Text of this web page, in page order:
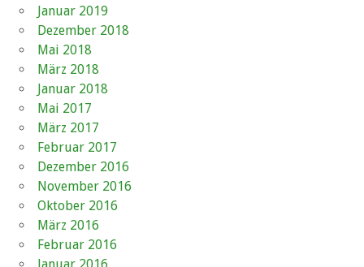
Januar 2019
Dezember 2018
Mai 2018
März 2018
Januar 2018
Mai 2017
März 2017
Februar 2017
Dezember 2016
November 2016
Oktober 2016
März 2016
Februar 2016